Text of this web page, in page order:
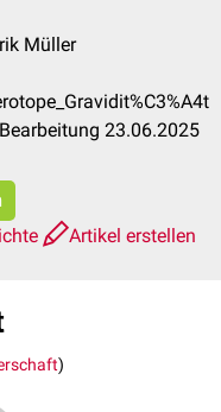
Müller
23.06.2025
Artikel erstellen
)